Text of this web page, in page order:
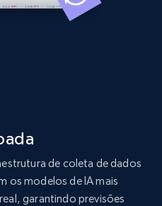
Comece agora
de coleta de dados
os modelos de IA mais
garantindo previsões